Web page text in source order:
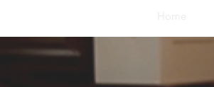
Home